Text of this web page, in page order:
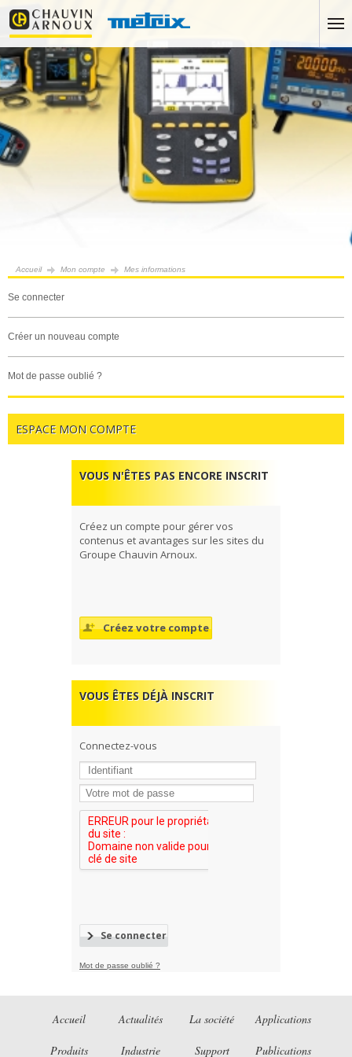
Accueil Mon compte Mes informations
se connecter
créer un nouveau compte
mot de passe oublié ?
ESPACE MON COMPTE
VOUS N'ÊTES PAS ENCORE INSCRIT
Créez un compte pour gérer vos
contenus et avantages sur les sites du
Groupe Chauvin Arnoux.
Créez votre compte
VOUS ÊTES DÉJÀ INSCRIT
Connectez-vous
Mot de passe oublié ?
Accueil Actualités La société Applications
Produits Industrie Support Publications